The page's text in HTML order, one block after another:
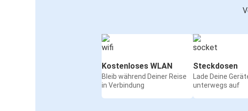
Kostenloses WLAN
Bleib während Deiner Reise
in Verbindung
Steckdosen
Lade Deine
unterwegs auf